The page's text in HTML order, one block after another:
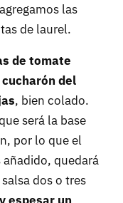
las
de laurel.
de tomate
del
, bien colado.
será la base
por lo que el
quedará
dos o tres